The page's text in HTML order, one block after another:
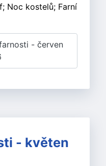
Noc kostelů; Farní
- červen
- květen